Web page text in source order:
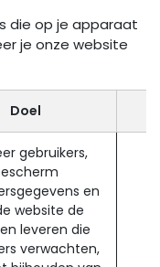
die op je apparaat
je onze website
Doel
gebruikers,
en
website de
leveren die
verwachten,